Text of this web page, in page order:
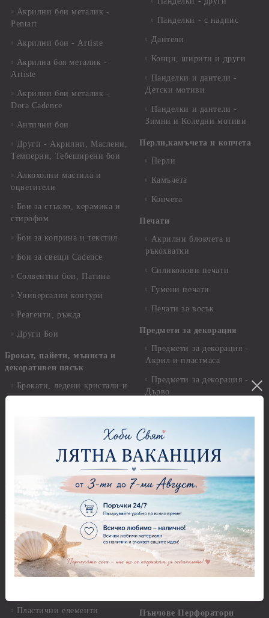
Акрилни бои металик -
Pentart
Акрилни бои - Artiste
Акрилна боя металик -
Artiste
Акрилни бои металик -
Dora Cadence
Антични бои
Други - Акрилни, Маслени,
Темперни, Тебеширени бои
Алкохолни мастила и
оцветители
Бои за стъкло, керамика и
стирофом
Бои за коприна и текстил
Бои за свещи Cadence
Солвентни бои, Патина
Универсални контури
Реагенти, ръжда
Други Бои
Брокат, пайети, мъниста и
декоративен пясък
Брокати, ледени кристали и
мини перли
Декоративен пясък и
Висулки
Глина,Гипс, Калъпи,
Елементи, Инструменти
Керамична смес за отливки
Керамични елементи
Елементи от полимерна
Пластични елементи
Панделки - с надпис
Дантели
Конци, ширити и други
Панделки и дантели -
Детски мотиви
Панделки и дантели -
Зимни и Коледни мотиви
Перли,камъчета и копчета
Перли
Камъчета
Копчета
Печати
Акрилни блокчета и
ръкохватки
Силиконови печати
Гумени печати
Печати за восък
Предмети за декорация
Предмети за декорация -
Акрил и пластмаса
Предмети за декорация -
Дърво
Предмети за декорация -
МДФ
Предмети за декорация -
Керамика и метал
Предмети за декорация -
Стирофом
Предмети за декорация -
Стъкло
Предмети за декорация -
Плат, органза, зебло,
Пънчове Перфоратори